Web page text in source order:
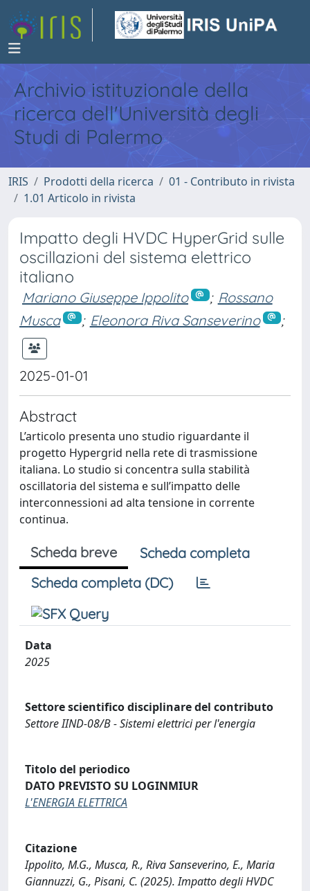
Archivio istituzionale della
ricerca dell'Università degli
Studi di Palermo
IRIS Prodotti della ricerca
01 - Contributo in rivista
1.01 Articolo in rivista
Impatto degli HVDC HyperGrid sulle
oscillazioni del sistema elettrico
italiano
Mariano Giuseppe Ippolito ; Rossano
Musca
; Eleonora Riva Sanseverino ;
2025-01-01
Abstract
L’articolo presenta uno studio riguardante il
progetto Hypergrid nella rete di trasmissione
italiana. Lo studio si concentra sulla stabilità
oscillatoria del sistema e sull’impatto delle
interconnessioni ad alta tensione in corrente
continua.
Scheda breve
Scheda completa
Scheda completa (DC)
Data
2025
Settore scientifico disciplinare del contributo
Settore IIND-08/B - Sistemi elettrici per l'energia
Titolo del periodico
DATO PREVISTO SU LOGINMIUR
L'ENERGIA ELETTRICA
Citazione
Ippolito, M.G., Musca, R., Riva Sanseverino, E., Maria
Giannuzzi, G., Pisani, C. (2025). Impatto degli HVDC